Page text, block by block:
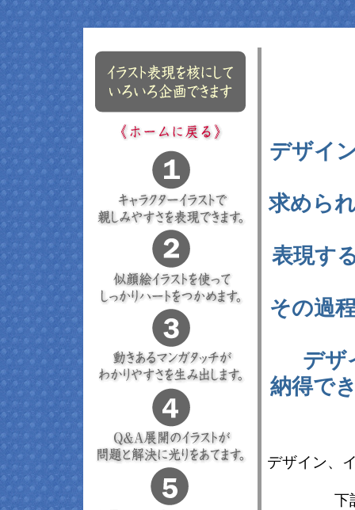
デザイ
求めら
表現す
その過
デザ
納得で
デザイン、
下